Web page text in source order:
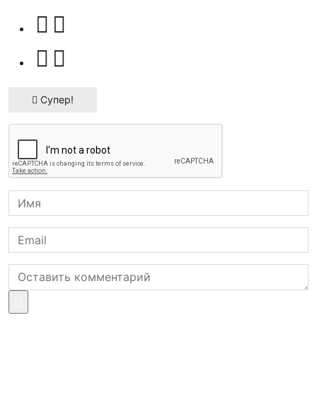
Супер!